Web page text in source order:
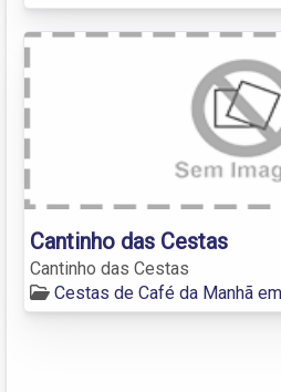
Cantinho das Cestas
Cantinho das Cestas
Cestas de Café da Manhã